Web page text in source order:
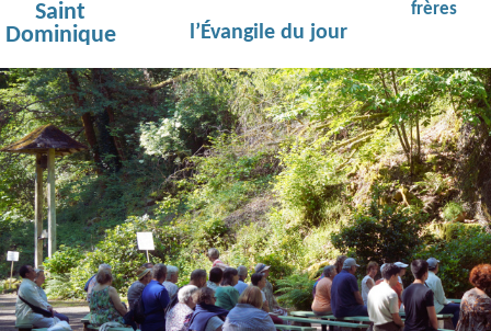
Saint
Dominique
frères
l’Évangile du jour